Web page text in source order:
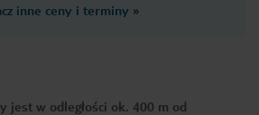
inne ceny i terminy »
jest w odległości ok. 400 m od